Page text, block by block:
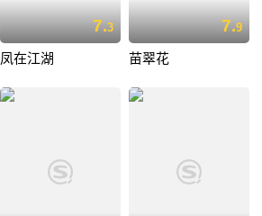
7.3
凤在江湖
7.9
苗翠花